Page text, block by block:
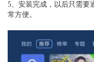
5、安装完成，以后只需要
常方便。